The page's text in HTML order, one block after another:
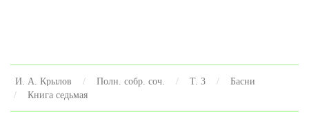
И. А. Крылов Полн. собр. соч. Т. 3
Басни
Книга седьмая